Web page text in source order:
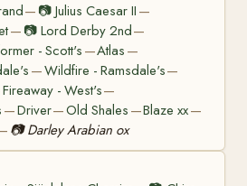
— 📷Julius Caesar II —
— 📷 Lord Derby 2nd—
- Scott's —Atlas —
—Wildfire - Ramsdale's—
Fireaway - West's—
—Driver—Old Shales —Blaze xx—
📷 Darley Arabian ox